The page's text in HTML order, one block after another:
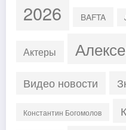
2026 BAFTA
Актеры
Видео новости
Константин Богомолов